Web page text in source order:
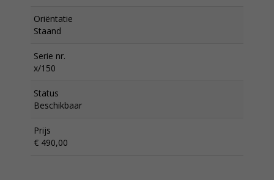
Oriëntatie
Staand
Serie nr.
x/150
Status
Beschikbaar
Prijs
€ 490,00